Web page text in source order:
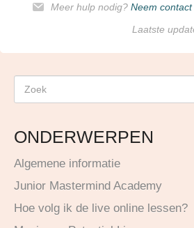
Meer hulp nodig? Neem contact
Laatste
ONDERWERPEN
Algemene informatie
Junior Mastermind Academy
Hoe volg ik de live online lessen?